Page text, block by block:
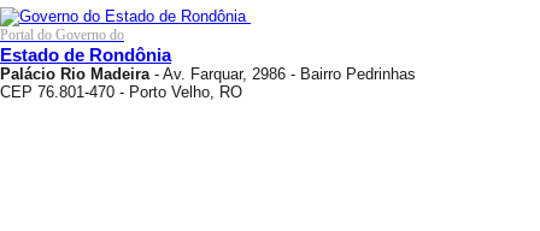
Portal do Governo do
Estado de Rondônia
Palácio Rio Madeira- Av. Farquar, 2986 - Bairro Pedrinhas
CEP 76.801-470 - Porto Velho, RO